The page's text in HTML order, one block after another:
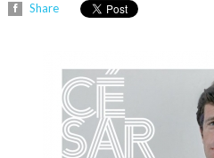
Share